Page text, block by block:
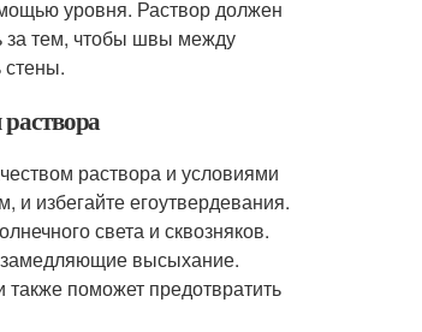
уровня. Раствор должен
за тем, чтобы швы между
стены.
раствора и условиями
избегайте егоутвердевания.
света и сквозняков.
замедляющие высыхание.
поможет предотвратить